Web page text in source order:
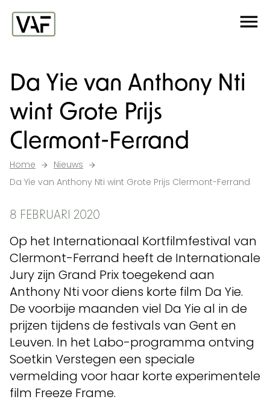
Ga verder naar de inhoud
Da Yie van Anthony Nti
wint Grote Prijs
Clermont-Ferrand
Home
Nieuws
Da Yie van Anthony Nti wint Grote Prijs Clermont-Ferrand
8 FEBRUARI 2020
Op het Internationaal Kortfilmfestival van
Clermont-Ferrand heeft de Internationale
Jury zijn Grand Prix toegekend aan
Anthony Nti voor diens korte film Da Yie.
De voorbije maanden viel Da Yie al in de
prijzen tijdens de festivals van Gent en
Leuven. In het Labo-programma ontving
Soetkin Verstegen een speciale
vermelding voor haar korte experimentele
film Freeze Frame.